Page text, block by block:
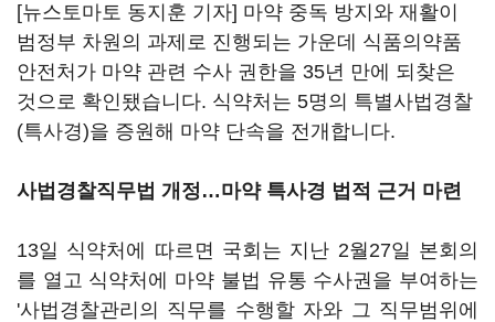
[뉴스토마토 동지훈 기자] 마약 중독 방지와 재활이
범정부 차원의 과제로 진행되는 가운데 식품의약품
안전처가 마약 관련 수사 권한을 35년 만에 되찾은
것으로 확인됐습니다. 식약처는 5명의 특별사법경찰
(특사경)을 증원해 마약 단속을 전개합니다.
사법경찰직무법 개정…마약 특사경 법적 근거 마련
13일 식약처에 따르면 국회는 지난 2월27일 본회의
를 열고 식약처에 마약 불법 유통 수사권을 부여하는
'사법경찰관리의 직무를 수행할 자와 그 직무범위에